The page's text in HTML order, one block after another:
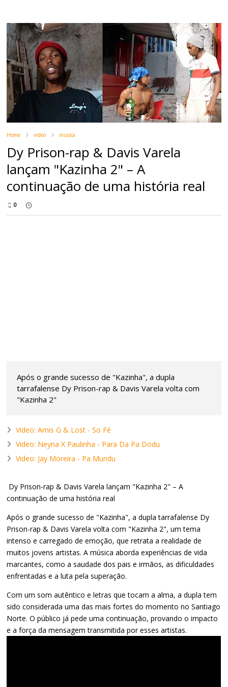
Home video musica
Dy Prison-rap & Davis Varela
lançam "Kazinha 2" – A
continuação de uma história real
0
Após o grande sucesso de "Kazinha", a dupla
tarrafalense Dy Prison-rap & Davis Varela volta com
"Kazinha 2"
Video: Amis G & Lost - So Fé
Video: Neyna X Paulinha - Para Da Pa Dodu
Video: Jay Moreira - Pa Mundu
Dy Prison-rap & Davis Varela lançam "Kazinha 2" – A
continuação de uma história real
Após o grande sucesso de "Kazinha", a dupla tarrafalense Dy
Prison-rap & Davis Varela volta com "Kazinha 2", um tema
intenso e carregado de emoção, que retrata a realidade de
muitos jovens artistas. A música aborda experiências de vida
marcantes, como a saudade dos pais e irmãos, as dificuldades
enfrentadas e a luta pela superação.
Com um som autêntico e letras que tocam a alma, a dupla tem
sido considerada uma das mais fortes do momento no Santiago
Norte. O público já pede uma continuação, provando o impacto
e a força da mensagem transmitida por esses artistas.